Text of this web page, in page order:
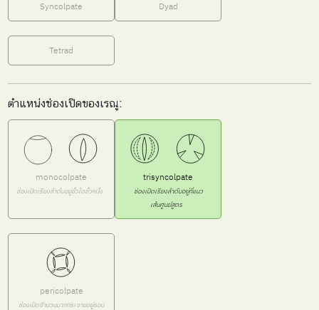
Syncolpate Dyad
Tetrad
ตำแหน่งช่องเปิดของเรณู:
monocolpate
ช่องเปิดเรียงลำดับอยู่ขั้วใดขั้วหนึ่ง
trisyncolpate
ช่องเปิดเรียงลำดับอยู่ที่แนว
เส้นศูนย์สูตร
pericolpate
ช่องเปิดจำนวนมากกระจายอยู่รอบ